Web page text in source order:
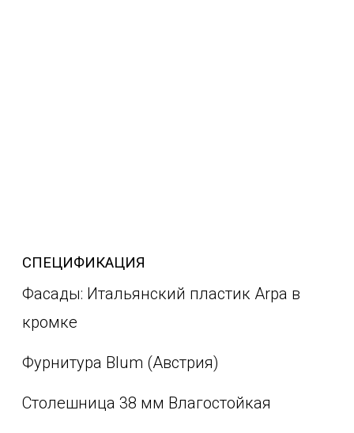
СПЕЦИФИКАЦИЯ
Фасады: Итальянский пластик Arpa в
кромке
Фурнитура Blum (Австрия)
Столешница 38 мм Влагостойкая